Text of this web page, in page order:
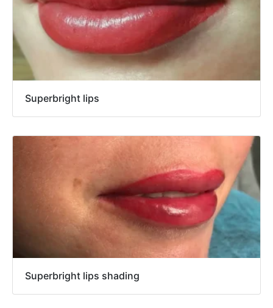
Superbright lips
Superbright lips shading